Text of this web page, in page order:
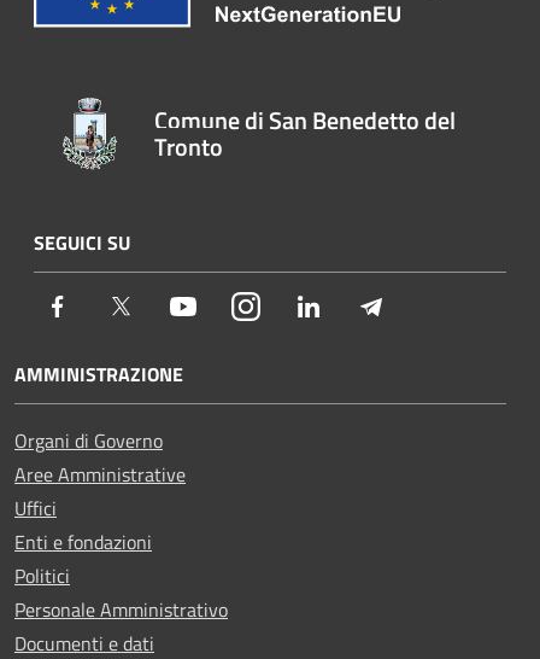
Comune di San Benedetto del
Tronto
SEGUICI SU
Facebook Twitter YoutubeInstagramLinkedIn
AMMINISTRAZIONE
Organi di Governo
Aree Amministrative
Uffici
Enti e fondazioni
Politici
Personale Amministrativo
Documenti e dati